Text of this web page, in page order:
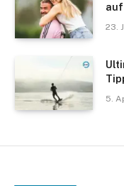
auf
23.
5.